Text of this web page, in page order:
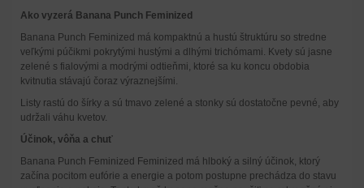
Ako vyzerá Banana Punch Feminized
Banana Punch Feminized má kompaktnú a hustú štruktúru so stredne
veľkými púčikmi pokrytými hustými a dlhými trichómami. Kvety sú jasne
zelené s fialovými a modrými odtieňmi, ktoré sa ku koncu obdobia
kvitnutia stávajú čoraz výraznejšími.
Listy rastú do šírky a sú tmavo zelené a stonky sú dostatočne pevné, aby
udržali váhu kvetov.
Účinok, vôňa a chuť
Banana Punch Feminized Feminized má hlboký a silný účinok, ktorý
začína pocitom eufórie a energie a potom postupne prechádza do stavu